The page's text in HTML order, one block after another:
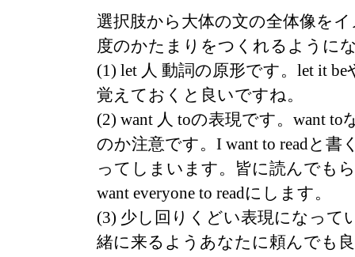
選択肢から大体の文の全体像を
度のかたまりをつくれるように
(1) let 人 動詞の原形です。let it
覚えておくと良いですね。
(2) want 人 toの表現です。want to
のか注意です。I want to readと書
ってしまいます。皆に読んでも
want everyone to readにします。
(3) 少し回りくどい表現になって
緒に来るようあなたに頼んでも